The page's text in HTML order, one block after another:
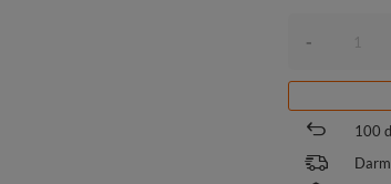
-
100